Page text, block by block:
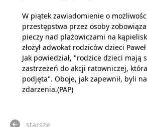
W piątek zawiadomienie o
przestępstwa przez osoby
pieczy nad plażowiczami na
złożył adwokat rodziców dzieci
Jak powiedział, "rodzice dzieci mają
zastrzeżeń do akcji ratowniczej, która
podjęta". Oboje, jak zapewnił, byli
zdarzenia.(PAP)
starsze